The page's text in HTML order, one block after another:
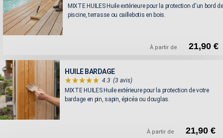
MIXTE HUILES Huile extérieure pour la protection d'un bord de
piscine, terrasse ou caillebotis en bois.
À partir de 21,90 €
HUILE BARDAGE
4.3 (3 avis)
MIXTE HUILES Huile extérieure pour la protection de votre
bardage en pin, sapin, épicéa ou douglas.
À partir de 21,90 €